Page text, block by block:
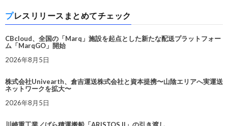
プレスリリースまとめてチェック
CBcloud、全国の「Marq」施設を起点とした新たな配送プラットフォー
ム「MarqGO」開始
2026年8月5日
株式会社Univearth、倉吉運送株式会社と資本提携〜山陰エリアへ実運送
ネットワークを拡大〜
2026年8月5日